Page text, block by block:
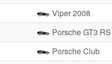
Viper 2008
Porsche GT3 RS
Porsche Club